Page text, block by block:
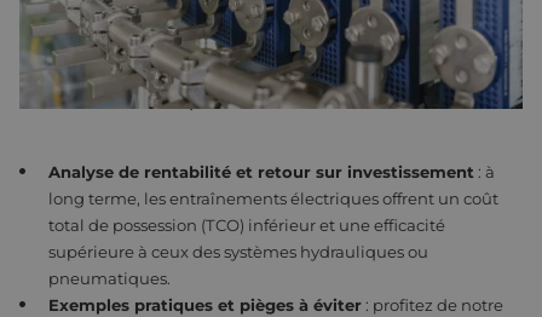
Eltrex Motion, nous vous accompagnons à chaque
étape de ce processus, des avantages techniques
et économiques aux composants spécifiques dont
vous avez besoin pour faire les bons choix.
Analyse de rentabilité et retour sur investissement : à
long terme, les entraînements électriques offrent un coût
total de possession (TCO) inférieur et une efficacité
supérieure à ceux des systèmes hydrauliques ou
pneumatiques.
Exemples pratiques et pièges à éviter : profitez de notre